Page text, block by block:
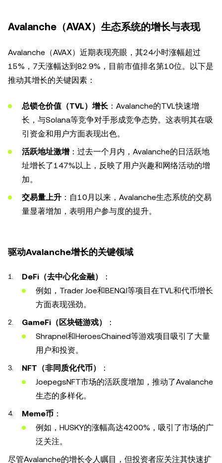
Avalanche（AVAX）生态系统的增长与表现
Avalanche（AVAX）近期表现亮眼，其24小时涨幅超过
15%，7天涨幅达到82.9%，目前市值排名第10位。以下是
推动其增长的关键因素：
总锁仓价值（TVL）增长 ：Avalanche的TVL快速增
长，与Solana等竞争对手形成竞争态势。这表明其在吸
引资金和用户方面表现出色。
活跃地址激增 ：过去一个月内，Avalanche的日活跃地
址增长了147%以上，反映了用户兴趣和网络活动的增
加。
交易量上升 ：自10月以来，Avalanche生态系统的交易
量显著增加，表明用户参与度的提升。
驱动Avalanche增长的关键领域
DeFi（去中心化金融）
：
例如，Trader Joe和BENQI等项目在TVL和代币增长
方面表现强劲。
GameFi（区块链游戏）
：
Shrapnel和HeroesChained等游戏项目吸引了大量
用户和投资。
NFT（非同质化代币）
：
JoepegsNFT市场的活跃度增加，推动了Avalanche
生态的多样化。
Meme币 ：
例如，HUSKY的涨幅高达4200%，吸引了市场的广
泛关注。
尽管Avalanche的增长令人瞩目，但投资者应关注其快速扩